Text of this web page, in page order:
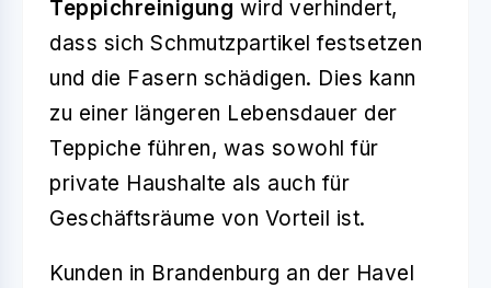
Teppichreinigung wird verhindert,
dass sich Schmutzpartikel festsetzen
und die Fasern schädigen. Dies kann
zu einer längeren Lebensdauer der
Teppiche führen, was sowohl für
private Haushalte als auch für
Geschäftsräume von Vorteil ist.
Kunden in Brandenburg an der Havel